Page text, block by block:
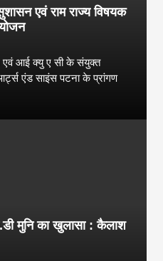
एवं राम राज्य विषयक
एवं आई क्यु ए सी के संयुक्त
एंड साइंस पटना के प्रांगण
मुनि का खुलासा : कैलाश